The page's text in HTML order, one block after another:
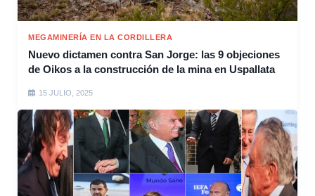
MEGAMINERÍA EN LA CORDILLERA
Nuevo dictamen contra San Jorge: las 9 objeciones
de Oikos a la construcción de la mina en Uspallata
15 JULIO, 2025